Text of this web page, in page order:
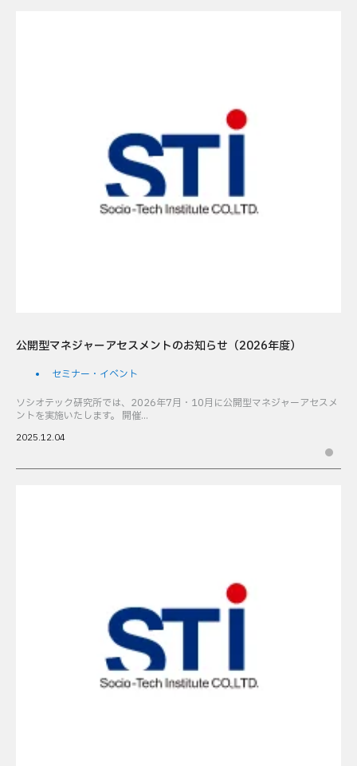
公開型マネジャーアセスメントのお知らせ（2026年度）
セミナー・イベント
ソシオテック研究所では、2026年7月・10月に公開型マネジャーアセスメ
ントを実施いたします。 開催...
2025.12.04